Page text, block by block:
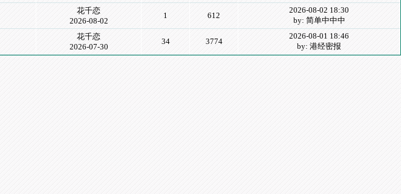
花千恋
2026-08-02
1 612
2026-08-02 18:30
by: 简单中中中
花千恋
2026-07-30
34 3774
2026-08-01 18:46
by: 港经密报